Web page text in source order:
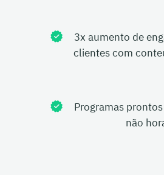
3x aumento de
clientes com
Programas
não